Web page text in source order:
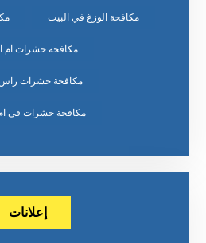
مكافحة الوزغ في البيت
مكافحة حشرات ام
مكافحة حشرات راس
مكافحة حشرات في ام
إعلانات